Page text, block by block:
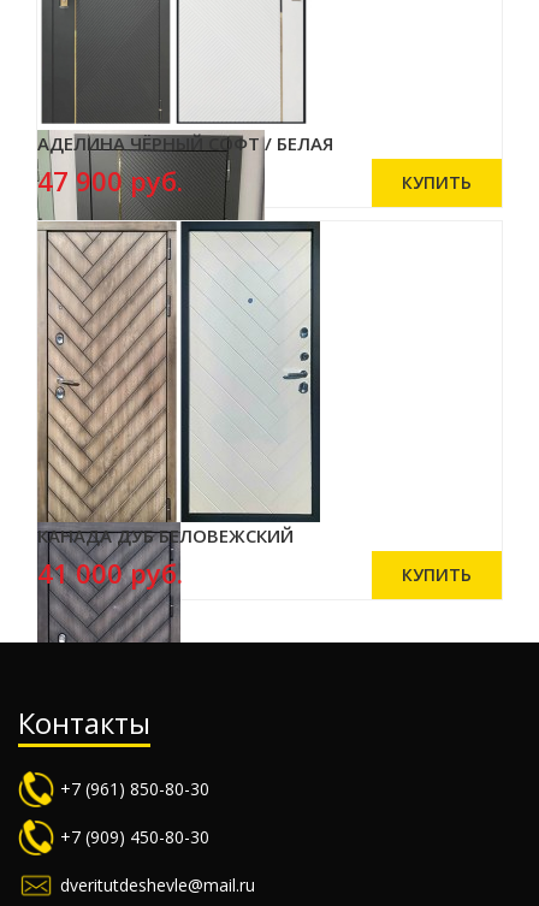
АДЕЛИНА ЧЁРНЫЙ СОФТ / БЕЛАЯ
47 900 руб.
КАНАДА ДУБ БЕЛОВЕЖСКИЙ
41 000 руб.
Контакты
+7 (961) 850-80-30
+7 (909) 450-80-30
dveritutdeshevle@mail.ru